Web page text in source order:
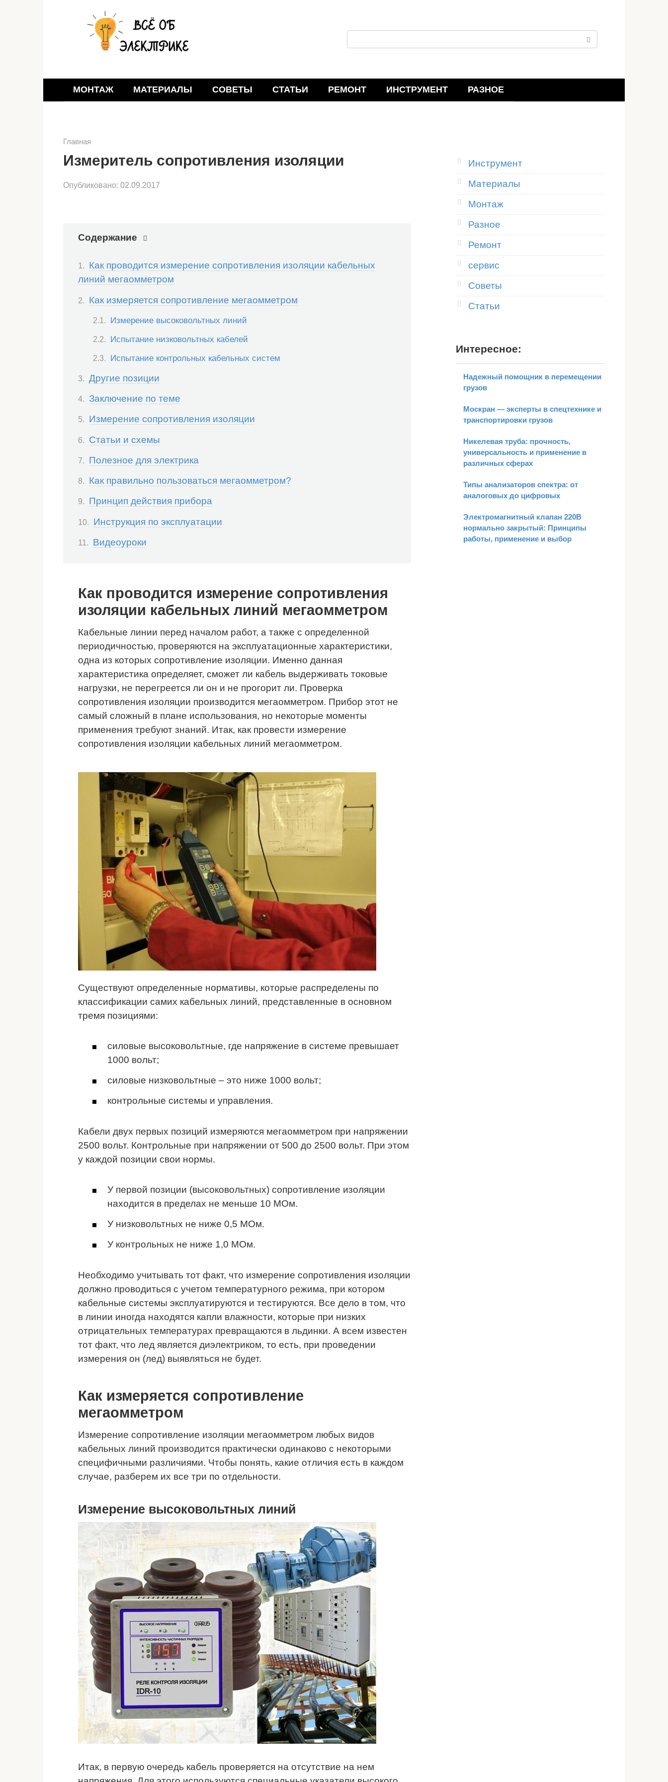
о
с
к
МОНТАЖ МАТЕРИАЛЫ СОВЕТЫ СТАТЬИ РЕМОНТ ИНСТРУМЕНТ РАЗНОЕ
Главная
Измеритель сопротивления изоляции
Опубликовано: 02.09.2017
Содержание
Как проводится измерение сопротивления изоляции кабельных
линий мегаомметром
Как измеряется сопротивление мегаомметром
Измерение высоковольтных линий
Испытание низковольтных кабелей
Испытание контрольных кабельных систем
Другие позиции
Заключение по теме
Измерение сопротивления изоляции
Статьи и схемы
Полезное для электрика
Как правильно пользоваться мегаомметром?
Принцип действия прибора
Инструкция по эксплуатации
Видеоуроки
Как проводится измерение сопротивления
изоляции кабельных линий мегаомметром
Кабельные линии перед началом работ, а также с определенной
периодичностью, проверяются на эксплуатационные характеристики,
одна из которых сопротивление изоляции. Именно данная
характеристика определяет, сможет ли кабель выдерживать токовые
нагрузки, не перегреется ли он и не прогорит ли. Проверка
сопротивления изоляции производится мегаомметром. Прибор этот не
самый сложный в плане использования, но некоторые моменты
применения требуют знаний. Итак, как провести измерение
сопротивления изоляции кабельных линий мегаомметром.
Существуют определенные нормативы, которые распределены по
классификации самих кабельных линий, представленные в основном
тремя позициями:
силовые высоковольтные, где напряжение в системе превышает
1000 вольт;
силовые низковольтные – это ниже 1000 вольт;
контрольные системы и управления.
Кабели двух первых позиций измеряются мегаомметром при напряжении
2500 вольт. Контрольные при напряжении от 500 до 2500 вольт. При этом
у каждой позиции свои нормы.
У первой позиции (высоковольтных) сопротивление изоляции
находится в пределах не меньше 10 МОм.
У низковольтных не ниже 0,5 МОм.
У контрольных не ниже 1,0 МОм.
Необходимо учитывать тот факт, что измерение сопротивления изоляции
должно проводиться с учетом температурного режима, при котором
кабельные системы эксплуатируются и тестируются. Все дело в том, что
в линии иногда находятся капли влажности, которые при низких
отрицательных температурах превращаются в льдинки. А всем известен
тот факт, что лед является диэлектриком, то есть, при проведении
измерения он (лед) выявляться не будет.
Как измеряется сопротивление
мегаомметром
Измерение сопротивление изоляции мегаомметром любых видов
кабельных линий производится практически одинаково с некоторыми
специфичными различиями. Чтобы понять, какие отличия есть в каждом
случае, разберем их все три по отдельности.
Измерение высоковольтных линий
Итак, в первую очередь кабель проверяется на отсутствие на нем
Инструмент
Материалы
Монтаж
Разное
Ремонт
сервис
Советы
Статьи
Интересное:
Надежный помощник в перемещении
грузов
Москран — эксперты в спецтехнике и
транспортировки грузов
Никелевая труба: прочность,
универсальность и применение в
различных сферах
Типы анализаторов спектра: от
аналоговых до цифровых
Электромагнитный клапан 220В
нормально закрытый: Принципы
работы, применение и выбор